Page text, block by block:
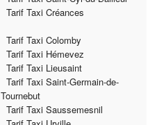
Tarif Taxi Créances
Tarif Taxi Colomby
Tarif Taxi Hémevez
Tarif Taxi Lieusaint
Tarif Taxi Saint-Germain-de-
Tournebut
Tarif Taxi Saussemesnil